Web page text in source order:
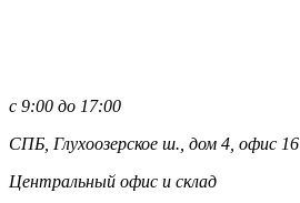
с 9:00 до 17:00
СПБ, Глухоозерское ш., дом 4, офис 16
Центральный офис и склад